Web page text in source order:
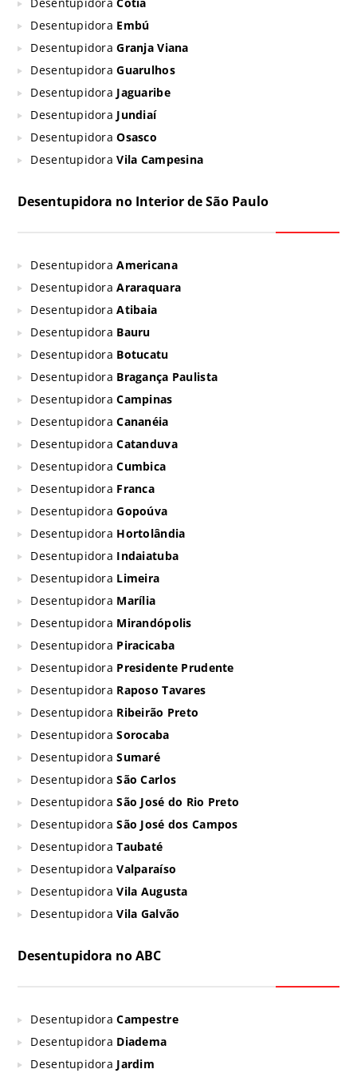
Desentupidora Embú
DesentupidoraGranja Viana
DesentupidoraGuarulhos
Desentupidora Jaguaribe
Desentupidora Jundiaí
DesentupidoraOsasco
DesentupidoraVila Campesina
Desentupidora no Interior de São Paulo
DesentupidoraAmericana
DesentupidoraAraraquara
DesentupidoraAtibaia
Desentupidora Bauru
Desentupidora Botucatu
Desentupidora Bragança Paulista
DesentupidoraCampinas
DesentupidoraCananéia
DesentupidoraCatanduva
DesentupidoraCumbica
Desentupidora Franca
DesentupidoraGopoúva
Desentupidora Hortolândia
Desentupidora Indaiatuba
Desentupidora Limeira
Desentupidora Marília
Desentupidora Mirandópolis
Desentupidora Piracicaba
Desentupidora Presidente Prudente
Desentupidora Raposo Tavares
Desentupidora Ribeirão Preto
DesentupidoraSorocaba
DesentupidoraSumaré
DesentupidoraSão Carlos
DesentupidoraSão José do Rio Preto
DesentupidoraSão José dos Campos
DesentupidoraTaubaté
DesentupidoraValparaíso
DesentupidoraVila Augusta
DesentupidoraVila Galvão
Desentupidora no ABC
DesentupidoraCampestre
Desentupidora Diadema
Desentupidora Jardim